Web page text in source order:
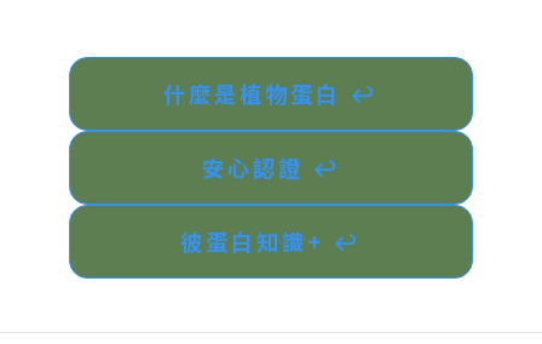
什麼是植物蛋白 ↩︎
安心認證 ↩︎
彼蛋白知識+ ↩︎